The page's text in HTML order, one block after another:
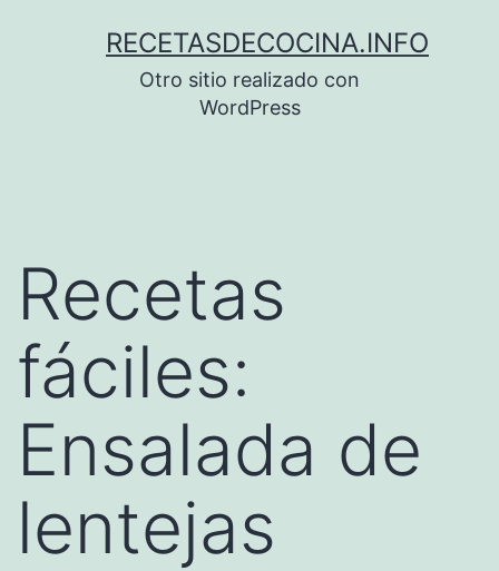
RECETASDECOCINA.INFO
Otro sitio realizado con
WordPress
Recetas
fáciles:
Ensalada de
lentejas